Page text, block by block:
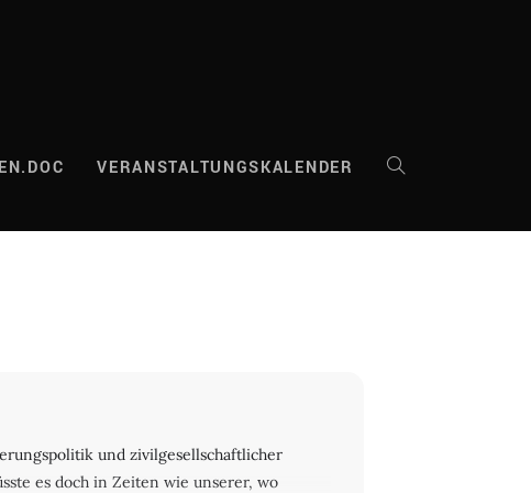
VERANSTALTUNGSKALENDER WEBSITE-
und zivilgesellschaftlicher
es doch in Zeiten wie unserer, wo